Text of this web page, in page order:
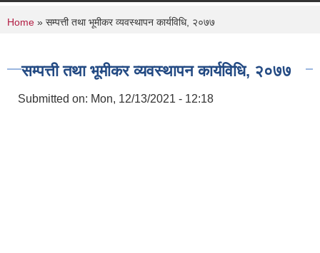
You are here
Home » सम्पत्ती तथा भूमीकर व्यवस्थापन कार्यविधि, २०७७
सम्पत्ती तथा भूमीकर व्यवस्थापन कार्यविधि, २०७७
Submitted on: Mon, 12/13/2021 - 12:18